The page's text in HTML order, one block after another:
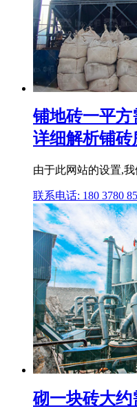
铺地砖一平方
详细解析铺砖
由于此网站的设置,
联系电话: 180 3780
砌一块砖大约